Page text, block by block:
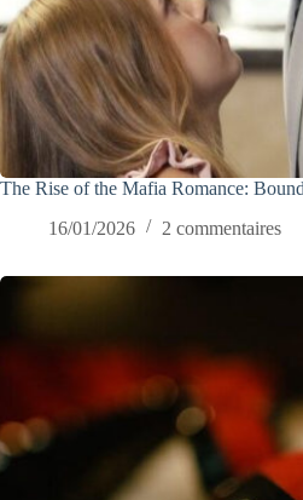
The Rise of the Mafia Romance:
16/01/2026
2 commentaires